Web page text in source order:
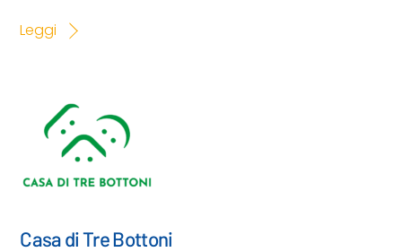
Leggi
Casa di Tre Bottoni